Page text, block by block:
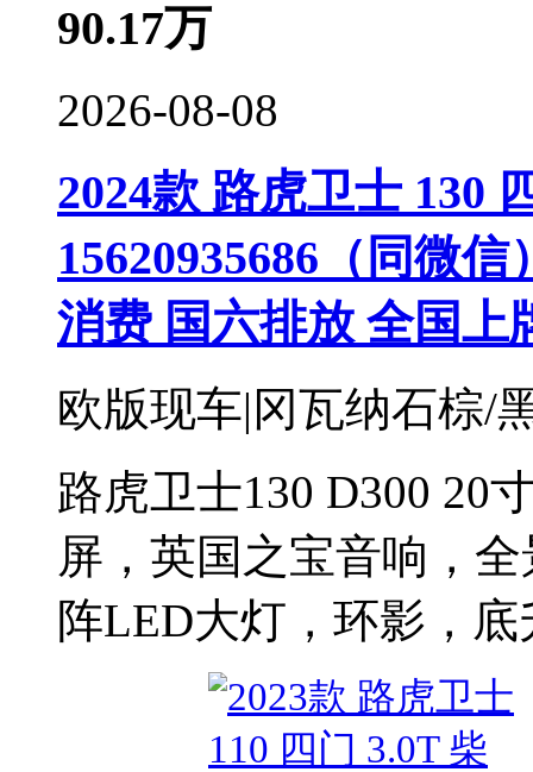
90.17万
2026-08-08
2024款 路虎卫士 130
15620935686（同微
消费 国六排放 全国上
欧版现车|冈瓦纳石棕/
路虎卫士130 D300 20
屏，英国之宝音响，
阵LED大灯，环影，底